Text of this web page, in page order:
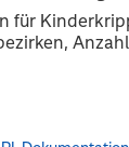
für
Anzahl